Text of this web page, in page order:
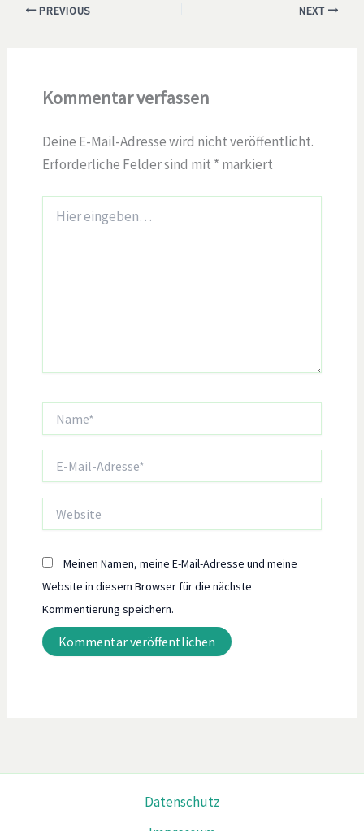
PREVIOUS NEXT
Kommentar verfassen
Deine E-Mail-Adresse wird nicht veröffentlicht.
Erforderliche Felder sind mit * markiert
eingeben…
Mail-
Meinen Namen, meine E-Mail-Adresse und meine
Website in diesem Browser für die nächste
Kommentierung speichern.
Datenschutz